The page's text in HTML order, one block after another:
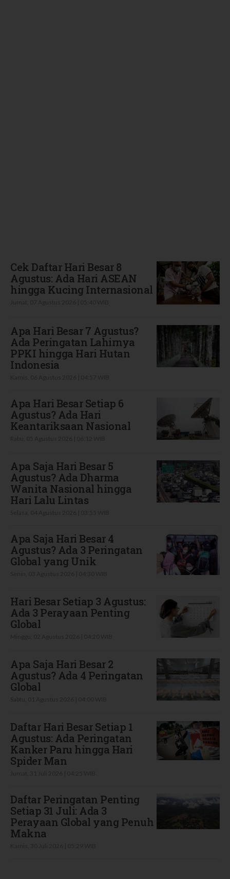
Cek Daftar Hari Besar 8
Agustus: Ada Hari ASEAN
hingga Kucing Internasional
Apa Hari Besar 7 Agustus?
Ada Peringatan Lahirnya
PPKI hingga Hari Hutan
Indonesia
Apa Hari Besar Setiap 6
Agustus? Ada Hari
Keantariksaan Nasional
Apa Saja Hari Besar 5
Agustus? Ada Dharma
Wanita Nasional hingga
Hari Lalu Lintas
Apa Saja Hari Besar 4
Agustus? Ada 3 Peringatan
Global yang Unik
Hari Besar Setiap 3 Agustus:
Ada 3 Perayaan Penting
Global
Apa Saja Hari Besar 2
Agustus? Ada 4 Peringatan
Global
Daftar Hari Besar Setiap 1
Agustus: Ada Peringatan
Kanker Paru hingga Hari
Spider Man
Daftar Peringatan Penting
Setiap 31 Juli: Ada 3
Perayaan Global yang Penuh
Makna